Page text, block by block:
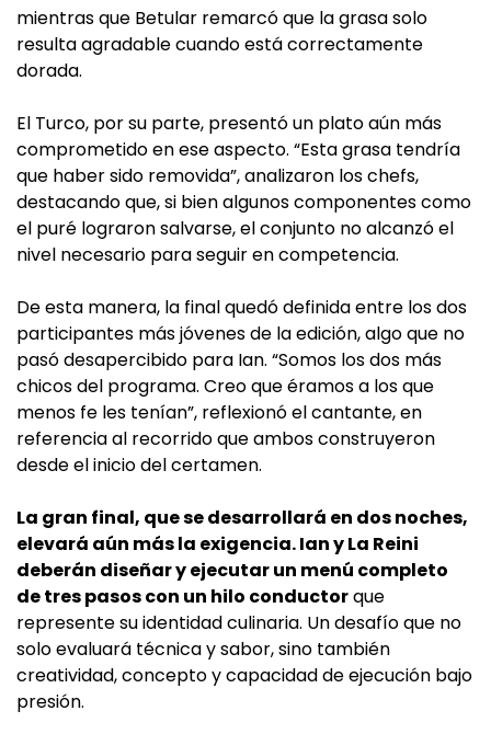
mientras que Betular remarcó que la grasa solo
resulta agradable cuando está correctamente
dorada.
El Turco, por su parte, presentó un plato aún más
comprometido en ese aspecto. “Esta grasa tendría
que haber sido removida”, analizaron los chefs,
destacando que, si bien algunos componentes como
el puré lograron salvarse, el conjunto no alcanzó el
nivel necesario para seguir en competencia.
De esta manera, la final quedó definida entre los dos
participantes más jóvenes de la edición, algo que no
pasó desapercibido para Ian. “Somos los dos más
chicos del programa. Creo que éramos a los que
menos fe les tenían”, reflexionó el cantante, en
referencia al recorrido que ambos construyeron
desde el inicio del certamen.
La gran final, que se desarrollará en dos noches,
elevará aún más la exigencia. Ian y La Reini
deberán diseñar y ejecutar un menú completo
de tres pasos con un hilo conductorque
represente su identidad culinaria. Un desafío que no
solo evaluará técnica y sabor, sino también
creatividad, concepto y capacidad de ejecución bajo
presión.